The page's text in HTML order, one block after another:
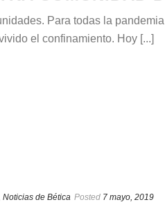
Para todas la
el confinamiento. Hoy [...]
Noticias de Bética Posted 7 mayo, 2019